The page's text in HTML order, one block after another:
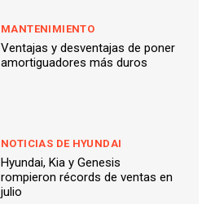
MANTENIMIENTO
Ventajas y desventajas de poner
amortiguadores más duros
NOTICIAS DE HYUNDAI
Hyundai, Kia y Genesis
rompieron récords de ventas en
julio